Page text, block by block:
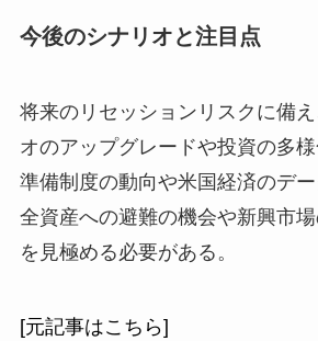
今後のシナリオと注目点
将来のリセッションリスクに備
オのアップグレードや投資の多
準備制度の動向や米国経済のデ
全資産への避難の機会や新興市
を見極める必要がある。
[元記事はこちら]